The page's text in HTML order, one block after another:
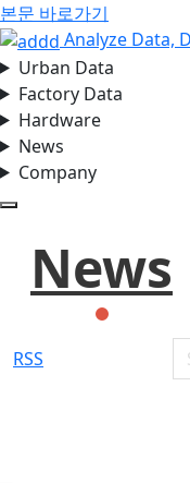
본문 바로가기
Analyze Data,
Urban Data
Factory Data
Hardware
News
Company
News
RSS